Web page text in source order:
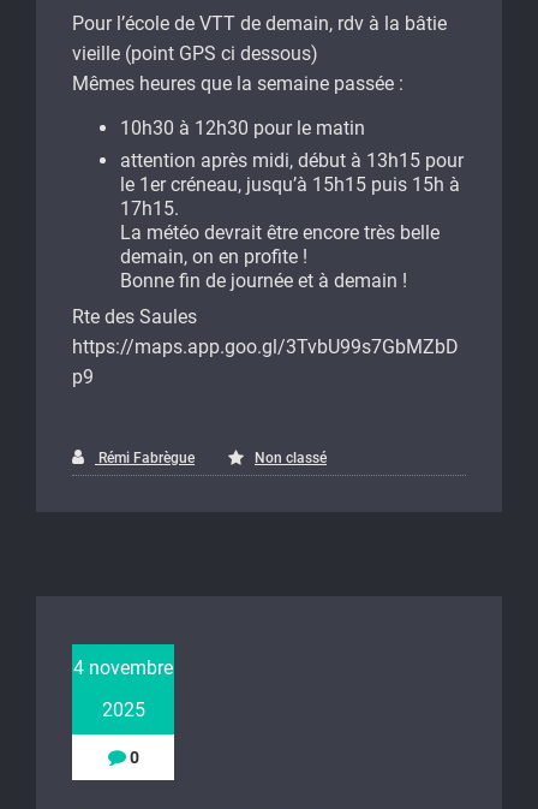
Pour l’école de VTT de demain, rdv à la bâtie
vieille (point GPS ci dessous)
Mêmes heures que la semaine passée :
10h30 à 12h30 pour le matin
attention après midi, début à 13h15 pour
le 1er créneau, jusqu’à 15h15 puis 15h à
17h15.
La météo devrait être encore très belle
demain, on en profite !
Bonne fin de journée et à demain !
Rte des Saules
https://maps.app.goo.gl/3TvbU99s7GbMZbD
p9
Rémi Fabrègue Non classé
4 novembre
2025
0